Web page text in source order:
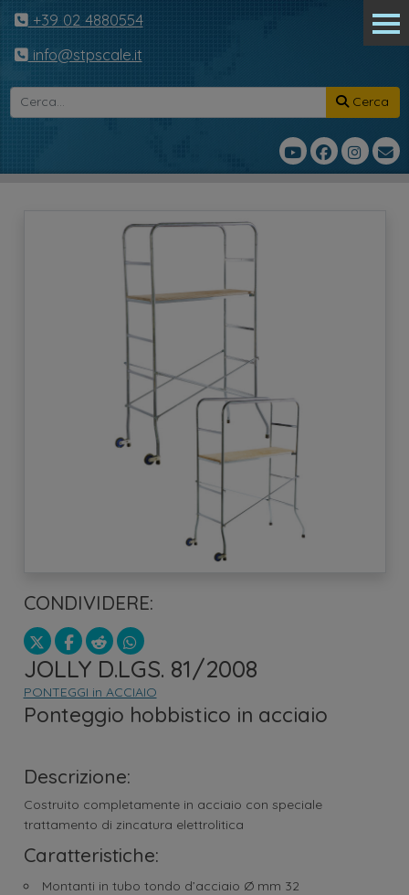
+39 02 4880554
info@stpscale.it
Cerca
CONDIVIDERE:
JOLLY D.LGS. 81/2008
PONTEGGI in ACCIAIO
Ponteggio hobbistico in acciaio
Descrizione:
Costruito completamente in acciaio con speciale
trattamento di zincatura elettrolitica
Caratteristiche:
Montanti in tubo tondo d’acciaio Ø mm 32